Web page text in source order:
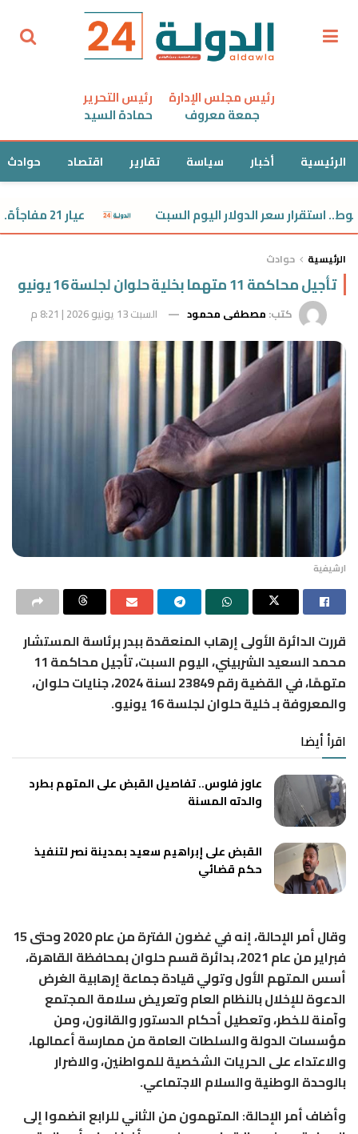
رئيس مجلس الإدارة
جمعة معروف
رئيس التحرير
حمادة السيد
الرئيسية أخبار سياسة تقارير اقتصاد حوادث
سعر الدولار اليوم السبت عيار 21 مفاجأة.. استقرار سعر الذهب اليوم السبت
الرئيسية حوادث
تأجيل محاكمة 11 متهما بخلية حلوان لجلسة 16 يونيو
كتب: مصطفى محمود السبت 13 يونيو 2026 | 8:21 م
ارشيفية
قررت الدائرة الأولى إرهاب المنعقدة ببدر برئاسة المستشار
محمد السعيد الشربيني، اليوم السبت، تأجيل محاكمة 11
متهمًا، في القضية رقم 23849 لسنة 2024، جنايات حلوان،
والمعروفة بـ خلية حلوان لجلسة 16 يونيو.
اقرأ أيضا
عاوز فلوس.. تفاصيل القبض على المتهم بطرد
والدته المسنة
القبض على إبراهيم سعيد بمدينة نصر لتنفيذ
حكم قضائي
وقال أمر الإحالة، إنه في غضون الفترة من عام 2020 وحتى 15
فبراير من عام 2021، بدائرة قسم حلوان بمحافظة القاهرة،
أسس المتهم الأول وتولي قيادة جماعة إرهابية الغرض
الدعوة للإخلال بالنظام العام وتعريض سلامة المجتمع
وآمنة للخطر، وتعطيل أحكام الدستور والقانون، ومن
مؤسسات الدولة والسلطات العامة من ممارسة أعمالها،
والاعتداء على الحريات الشخصية للمواطنين، والاضرار
بالوحدة الوطنية والسلام الاجتماعي.
وأضاف أمر الإحالة: المتهمون من الثاني للرابع انضموا إلى